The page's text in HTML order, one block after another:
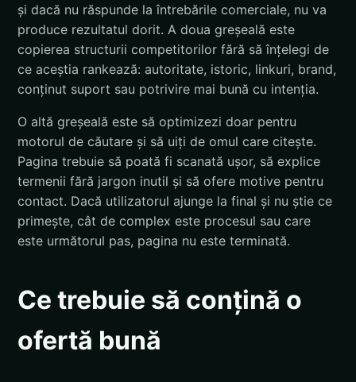
și dacă nu răspunde la întrebările comerciale, nu va
produce rezultatul dorit. A doua greșeală este
copierea structurii competitorilor fără să înțelegi de
ce aceștia rankează: autoritate, istoric, linkuri, brand,
conținut suport sau potrivire mai bună cu intenția.
O altă greșeală este să optimizezi doar pentru
motorul de căutare și să uiți de omul care citește.
Pagina trebuie să poată fi scanată ușor, să explice
termenii fără jargon inutil și să ofere motive pentru
contact. Dacă utilizatorul ajunge la final și nu știe ce
primește, cât de complex este procesul sau care
este următorul pas, pagina nu este terminată.
Ce trebuie să conțină o
ofertă bună